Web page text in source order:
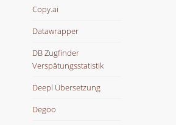
Copy.ai
Datawrapper
DB Zugfinder
Verspätungsstatistik
Deepl Übersetzung
Degoo